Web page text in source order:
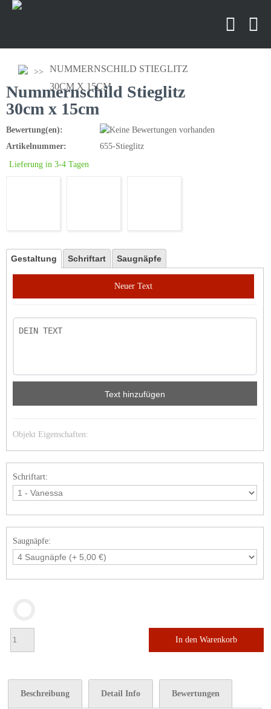
NUMMERNSCHILD STIEGLITZ
30CM X 15CM
Nummernschild Stieglitz
30cm x 15cm
Bewertung(en):
Artikelnummer:
655-Stieglitz
Lieferung in 3-4 Tagen
Gestaltung Schriftart Saugnäpfe
Neuer Text
Text hinzufügen
Objekt Eigenschaften:
Schriftart:
Saugnäpfe:
In den Warenkorb
Beschreibung Detail Info Bewertungen